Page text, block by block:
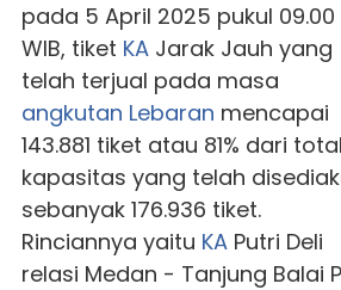
pada 5 April 2025 pukul 09.00
WIB, tiket KAJarak Jauh yang
telah terjual pada masa
angkutan Lebaran mencapai
143.881 tiket atau 81% dari total
kapasitas yang telah
sebanyak 176.936 tiket.
Rinciannya yaitu KAPutri Deli
relasi Medan - Tanjung Balai